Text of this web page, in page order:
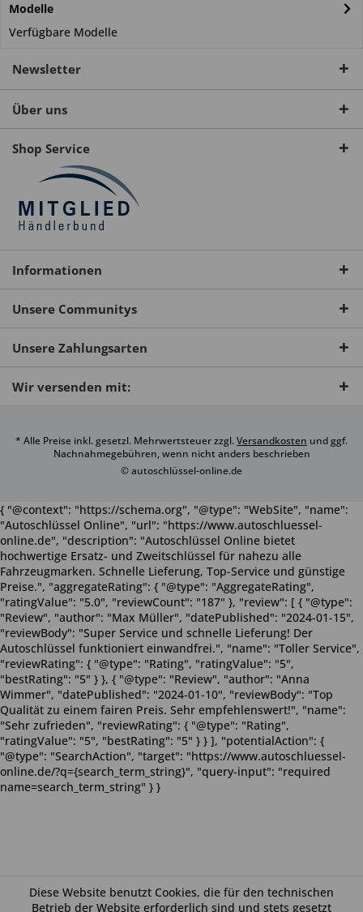
Modelle
Verfügbare Modelle
Newsletter
Über uns
Shop Service
Informationen
Unsere Communitys
Unsere Zahlungsarten
Wir versenden mit:
* Alle Preise inkl. gesetzl. Mehrwertsteuer zzgl.Versandkosten und ggf.
Nachnahmegebühren, wenn nicht anders beschrieben
© autoschlüssel-online.de
Diese Website benutzt Cookies, die für den technischen
Betrieb der Website erforderlich sind und stets gesetzt
{ "@context": "https://schema.org", "@type": "WebSite", "name":
"Autoschlüssel Online", "url": "https://www.autoschluessel-
online.de", "description": "Autoschlüssel Online bietet
hochwertige Ersatz- und Zweitschlüssel für nahezu alle
Fahrzeugmarken. Schnelle Lieferung, Top-Service und günstige
Preise.", "aggregateRating": { "@type": "AggregateRating",
"ratingValue": "5.0", "reviewCount": "187" }, "review": [ { "@type":
"Review", "author": "Max Müller", "datePublished": "2024-01-15",
"reviewBody": "Super Service und schnelle Lieferung! Der
Autoschlüssel funktioniert einwandfrei.", "name": "Toller Service",
"reviewRating": { "@type": "Rating", "ratingValue": "5",
"bestRating": "5" } }, { "@type": "Review", "author": "Anna
Wimmer", "datePublished": "2024-01-10", "reviewBody": "Top
Qualität zu einem fairen Preis. Sehr empfehlenswert!", "name":
"Sehr zufrieden", "reviewRating": { "@type": "Rating",
"ratingValue": "5", "bestRating": "5" } } ], "potentialAction": {
"@type": "SearchAction", "target": "https://www.autoschluessel-
online.de/?q={search_term_string}", "query-input": "required
name=search_term_string" } }